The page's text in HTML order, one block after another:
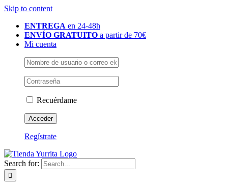
Skip to content
ENTREGA en 24-48h
ENVÍO GRATUITO a partir de 70€
Mi cuenta
Recuérdame
Regístrate
Search for: